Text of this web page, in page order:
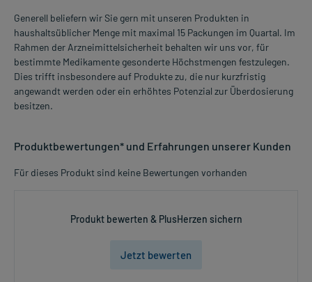
Generell beliefern wir Sie gern mit unseren Produkten in
haushaltsüblicher Menge mit maximal 15 Packungen im Quartal. Im
Rahmen der Arzneimittelsicherheit behalten wir uns vor, für
bestimmte Medikamente gesonderte Höchstmengen festzulegen.
Dies trifft insbesondere auf Produkte zu, die nur kurzfristig
angewandt werden oder ein erhöhtes Potenzial zur Überdosierung
besitzen.
Produktbewertungen* und Erfahrungen unserer Kunden
Für dieses Produkt sind keine Bewertungen vorhanden
Produkt bewerten & PlusHerzen sichern
Jetzt bewerten